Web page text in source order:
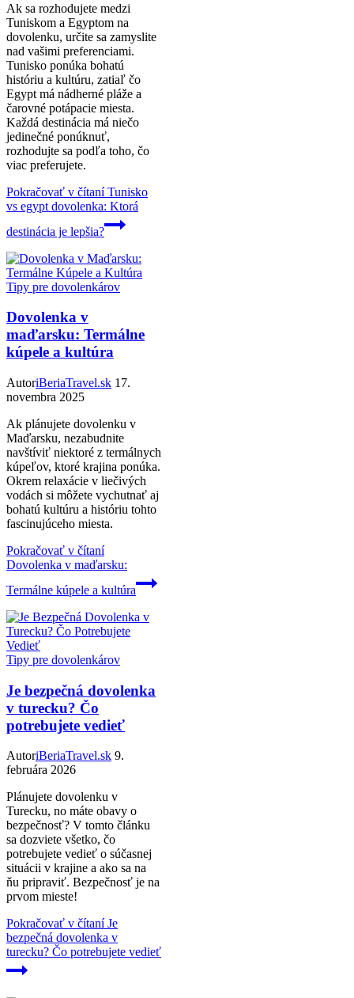
Ak sa rozhodujete medzi
Tuniskom a Egyptom na
dovolenku, určite sa zamyslite
nad vašimi preferenciami.
Tunisko ponúka bohatú
históriu a kultúru, zatiaľ čo
Egypt má nádherné pláže a
čarovné potápacie miesta.
Každá destinácia má niečo
jedinečné ponúknuť,
rozhodujte sa podľa toho, čo
viac preferujete.
Pokračovať v čítaníTunisko
vs egypt dovolenka: Ktorá
destinácia je lepšia?
Tipy pre dovolenkárov
Dovolenka v
maďarsku: Termálne
kúpele a kultúra
AutoriBeriaTravel.sk 17.
novembra 2025
Ak plánujete dovolenku v
Maďarsku, nezabudnite
navštíviť niektoré z termálnych
kúpeľov, ktoré krajina ponúka.
Okrem relaxácie v liečivých
vodách si môžete vychutnať aj
bohatú kultúru a históriu tohto
fascinujúceho miesta.
Pokračovať v čítaní
Dovolenka v maďarsku:
Termálne kúpele a kultúra
Tipy pre dovolenkárov
Je bezpečná dovolenka
v turecku? Čo
potrebujete vedieť
AutoriBeriaTravel.sk 9.
februára 2026
Plánujete dovolenku v
Turecku, no máte obavy o
bezpečnosť? V tomto článku
sa dozviete všetko, čo
potrebujete vedieť o súčasnej
situácii v krajine a ako sa na
ňu pripraviť. Bezpečnosť je na
prvom mieste!
Pokračovať v čítaníJe
bezpečná dovolenka v
turecku? Čo potrebujete vedieť